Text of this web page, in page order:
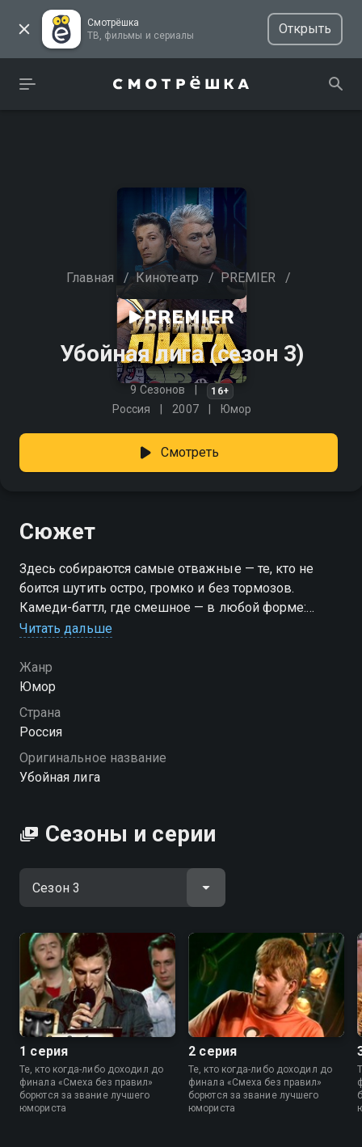
Смотрёшка
ТВ, фильмы и сериалы
Открыть
Главная / Кинотеатр / PREMIER /
Убойная лига (сезон 3)
9 Сезонов 16+
Россия 2007 Юмор
Смотреть
Сюжет
Здесь собираются самые отважные — те, кто не
боится шутить остро, громко и без тормозов.
Камеди-баттл, где смешное — в любой форме:
стендап, импровизация, неожиданные форматы и
сцена — поле боя. Только один дойдёт до финала, но
жарко будет всем. «Убойная лига» — смотрите
онлайн в хорошем качестве.
вы можете совершенно бесплатно в хорошем HD
качестве на Смотрёшке
Читать дальше
Жанр
Юмор
Страна
Россия
Оригинальное название
Убойная лига
Сезоны и серии
1 серия
Те, кто когда-либо доходил до
финала «Смеха без правил»
борются за звание лучшего
юмориста
2 серия
Те, кто когда-либо доходил до
финала «Смеха без правил»
борются за звание лучшего
юмориста